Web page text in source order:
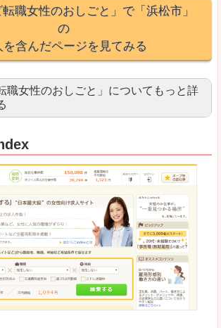
転職女性のおしごと」で「浜松市」
の
を含んだページを見てみる
職女性のおしごと」についてもっと詳
自分のペースで働きたい」「キャリアアップ」
じめての転職についてのお役立ち情報が満載で
人の掲載が少し見づらい印象があります。求人
与が見た目ですぐにわからないことが多いです